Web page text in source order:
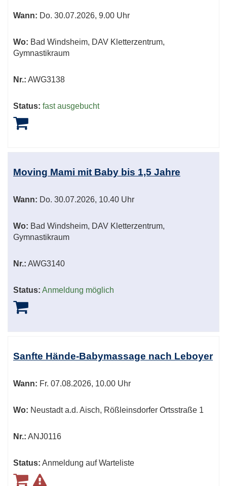
werden.
Wann: Do. 30.07.2026, 9.00 Uhr
Wo: Bad Windsheim, DAV Kletterzentrum,
Gymnastikraum
Nr.: AWG3138
Status: fast ausgebucht
Moving Mami mit Baby bis 1,5 Jahre
Wann: Do. 30.07.2026, 10.40 Uhr
Wo: Bad Windsheim, DAV Kletterzentrum,
Gymnastikraum
Nr.: AWG3140
Status: Anmeldung möglich
Sanfte Hände-Babymassage nach Leboyer
Wann: Fr. 07.08.2026, 10.00 Uhr
Wo: Neustadt a.d. Aisch, Rößleinsdorfer Ortsstraße 1
Nr.: ANJ0116
Status: Anmeldung auf Warteliste